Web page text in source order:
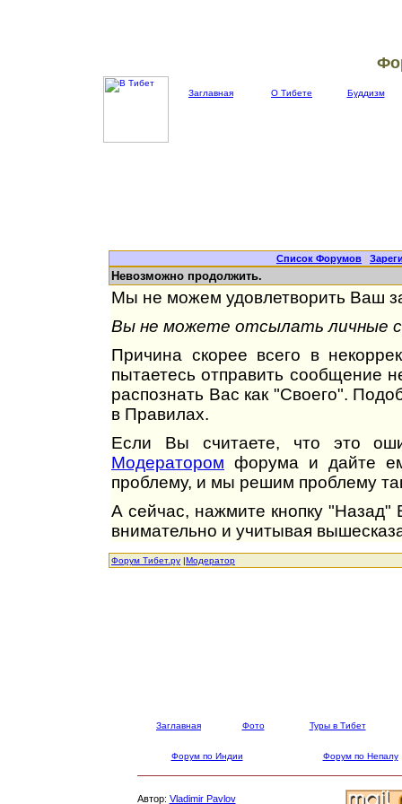
Заглавная О Тибете Буддизм
Список Форумов |
Невозможно продолжить.
Мы не можем удовлетворить Ваш
Вы не можете отсылать личные
Причина скорее всего в
пытаетесь отправить сообщение
распознать Вас как "Своего".
в Правилах.
Если Вы считаете, что это
Модератором форума и дайте
проблему, и мы решим проблему
А сейчас, нажмите кнопку
внимательно и учитывая
Форум Тибет.ру |Модератор
Заглавная Фото Туры в Тибет
Форум по Индии Форум по Непалу
Автор: Vladimir Pavlov